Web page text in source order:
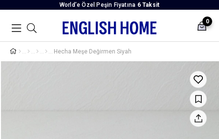
World’e Özel Peşin Fiyatına 6 Taksit
0
Hecha Meşe Değirmen Siyah